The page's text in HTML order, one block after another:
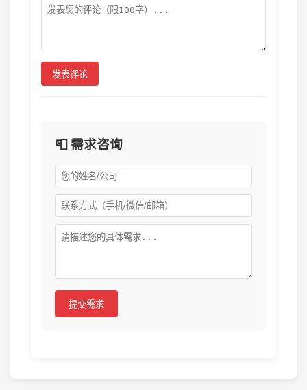
发表评论
📮 需求咨询
提交需求